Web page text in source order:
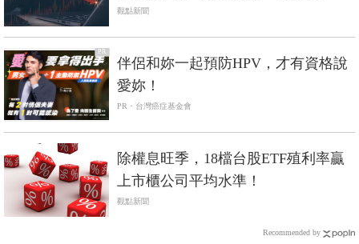
觀點新聞
PR
伴侶和妳一起預防HPV，才有資格說
愛妳！
PR・台灣癌症基金會
除權息旺季，18檔台股ETF殖利率贏
上市櫃公司平均水準！
觀點新聞
Recommended by